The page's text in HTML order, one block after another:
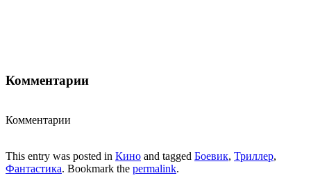
Комментарии
Комментарии
This entry was posted in Кино and tagged Боевик, Триллер,
Фантастика. Bookmark the permalink.